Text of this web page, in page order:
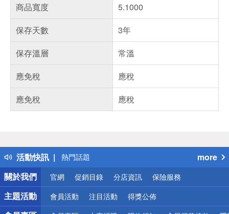
商品寬度
5.1000
保存天數
3年
保存溫層
常溫
應免稅
應稅
應免稅
應稅
活動快訊
得獎公告
熱門話題
銀行優惠
偏遠地區配送
詐騙網頁！請小心！
more
關於我們
官網 促銷目錄 分店資訊 保險服務
主題活動 會員活動 注目活動 得獎公佈